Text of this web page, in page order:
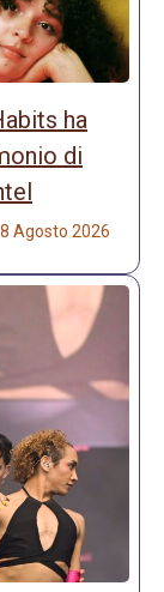
ha
di
8 Agosto 2026